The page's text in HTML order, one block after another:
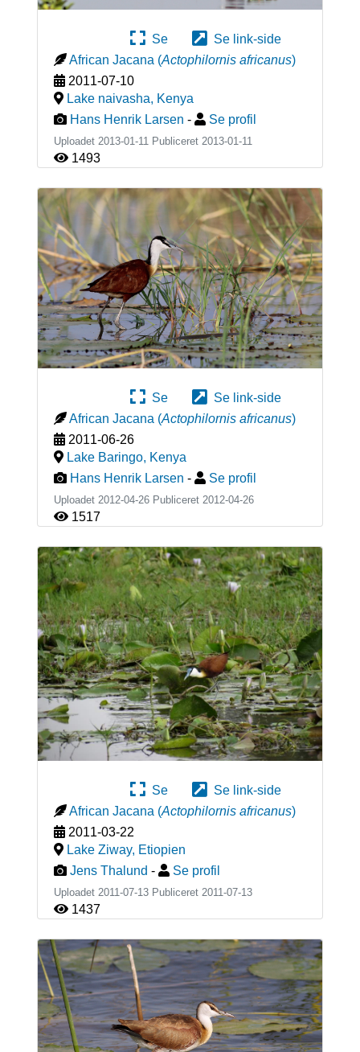
Se
Se link-side
African Jacana (Actophilornis africanus)
2011-07-10
Lake naivasha, Kenya
Hans Henrik Larsen - Se profil
Uploadet 2013-01-11 Publiceret 2013-01-11
1493
Se
Se link-side
African Jacana (Actophilornis africanus)
2011-06-26
Lake Baringo, Kenya
Hans Henrik Larsen - Se profil
Uploadet 2012-04-26 Publiceret 2012-04-26
1517
Se
Se link-side
African Jacana (Actophilornis africanus)
2011-03-22
Lake Ziway, Etiopien
Jens Thalund - Se profil
Uploadet 2011-07-13 Publiceret 2011-07-13
1437